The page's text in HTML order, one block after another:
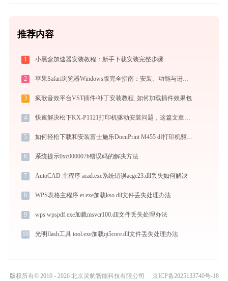
推荐内容
1 小黑盒加速器安装教程：新手下载安装完整步骤
2 苹果Safari浏览器Windows版完全指南：安装、功能与进阶使用技巧全攻略（2026最新）
3 疯歌音效平台VST插件/补丁安装教程_如何加载插件效果包
4 快速解决松下KX-P1121打印机驱动安装问题，这篇文章告诉你方法
5 如何轻松下载和安装富士施乐DocuPrint M455 df打印机驱动？跟着这篇指南走
6 系统提示0xc000007b错误码的解决方法
7 AutoCAD 主程序 acad.exe系统错误acge23.dll丢失如何解决
8 WPS表格主程序 et.exe加载kso.dll文件丢失处理办法
9 wps wpspdf.exe加载msvcr100.dll文件丢失处理办法
10 光明flash工具 tool.exe加载qt5core.dll文件丢失处理办法
版权所有© 2010 - 2026 北京灵豹智能科技有限公司 京ICP备2025133740号-18